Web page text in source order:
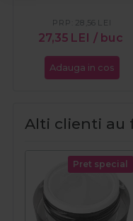
27,35 LEI / buc
PRP: 28,56 LEI
Adauga in cos
Alti clienti au
Pret special